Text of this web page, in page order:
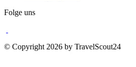
Folge uns
© Copyright 2026 by TravelScout24